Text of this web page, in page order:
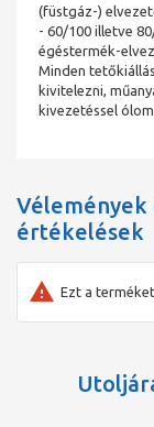
(füstgáz-)
- 60/100 illetve
égéstermék-
Minden
kivitelezni,
kivezetéssel
Vélemények
értékelések
Ezt a